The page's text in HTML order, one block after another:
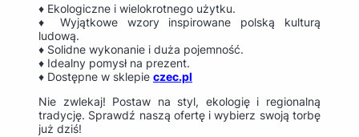
♦ Ekologiczne i wielokrotnego użytku.
♦ Wyjątkowe wzory inspirowane polską kulturą
ludową.
♦ Solidne wykonanie i duża pojemność.
♦ Idealny pomysł na prezent.
♦ Dostępne w sklepie czec.pl
Nie zwlekaj! Postaw na styl, ekologię i regionalną
tradycję. Sprawdź naszą ofertę i wybierz swoją torbę
już dziś!